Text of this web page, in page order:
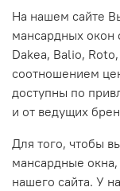
На нашем сайте
мансардных окон
Dakea, Balio,
соотношением
доступны по
и от ведущих
Для того, чтобы
мансардные
нашего сайта. У